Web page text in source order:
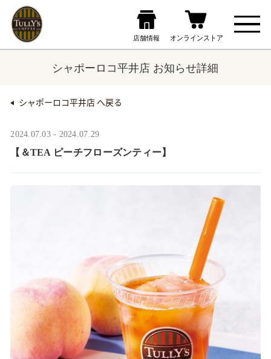
シャポーロコ平井店 お知らせ詳細
シャポーロコ平井店 へ戻る
2024.07.03 - 2024.07.29
【＆TEA ピーチフローズンティー】